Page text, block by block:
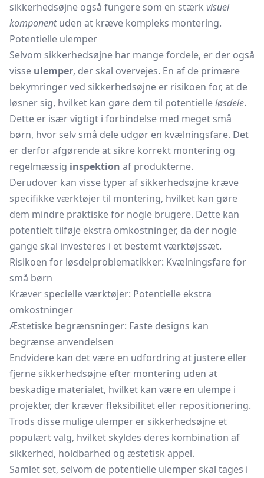
sikkerhedsøjne også fungere som en stærk visuel
komponentuden at kræve kompleks montering.
Potentielle ulemper
Selvom sikkerhedsøjne har mange fordele, er der også
visse ulemper, der skal overvejes. En af de primære
bekymringer ved sikkerhedsøjne er risikoen for, at de
løsner sig, hvilket kan gøre dem til potentielleløsdele.
Dette er især vigtigt i forbindelse med meget små
børn, hvor selv små dele udgør en kvælningsfare. Det
er derfor afgørende at sikre korrekt montering og
regelmæssig inspektion af produkterne.
Derudover kan visse typer af sikkerhedsøjne kræve
specifikke værktøjer til montering, hvilket kan gøre
dem mindre praktiske for nogle brugere. Dette kan
potentielt tilføje ekstra omkostninger, da der nogle
gange skal investeres i et bestemt værktøjssæt.
Risikoen for løsdelproblematikker: Kvælningsfare for
små børn
Kræver specielle værktøjer: Potentielle ekstra
omkostninger
Æstetiske begrænsninger: Faste designs kan
begrænse anvendelsen
Endvidere kan det være en udfordring at justere eller
fjerne sikkerhedsøjne efter montering uden at
beskadige materialet, hvilket kan være en ulempe i
projekter, der kræver fleksibilitet eller repositionering.
Trods disse mulige ulemper er sikkerhedsøjne et
populært valg, hvilket skyldes deres kombination af
sikkerhed, holdbarhed og æstetisk appel.
Samlet set, selvom de potentielle ulemper skal tages i